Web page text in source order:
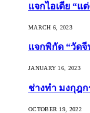
แจกไอเดีย “แ
MARCH 6, 2023
แจกพิกัด “วัดจี
JANUARY 16, 2023
ช่างทำ มงกุฎ
OCTOBER 19, 2022